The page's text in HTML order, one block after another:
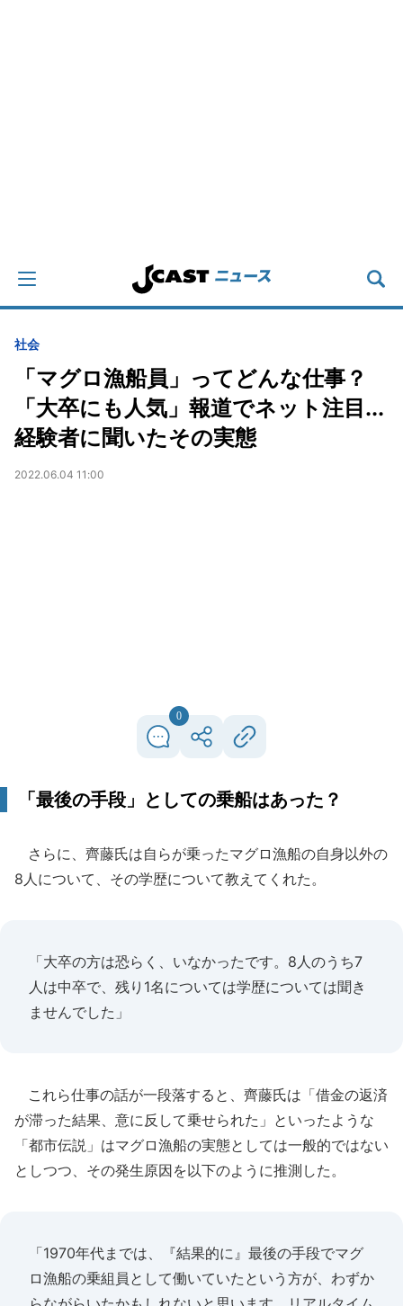
社会
「マグロ漁船員」ってどんな仕事？
「大卒にも人気」報道でネット注目...
経験者に聞いたその実態
2022.06.04 11:00
0
「最後の手段」としての乗船はあった？
さらに、齊藤氏は自らが乗ったマグロ漁船の自身以外の
8人について、その学歴について教えてくれた。
「大卒の方は恐らく、いなかったです。8人のうち7
人は中卒で、残り1名については学歴については聞き
ませんでした」
これら仕事の話が一段落すると、齊藤氏は「借金の返済
が滞った結果、意に反して乗せられた」といったような
「都市伝説」はマグロ漁船の実態としては一般的ではない
としつつ、その発生原因を以下のように推測した。
「1970年代までは、『結果的に』最後の手段でマグ
ロ漁船の乗組員として働いていたという方が、わずか